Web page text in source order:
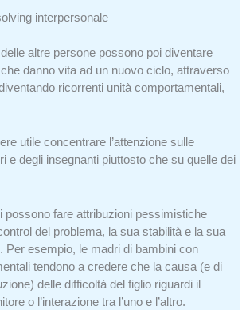
interpersonale
altre persone possono poi diventare
danno vita ad un nuovo ciclo, attraverso
ricorrenti unità comportamentali,
utile concentrare l’attenzione sulle
e degli insegnanti piuttosto che su quelle dei
possono fare attribuzioni pessimistiche
del problema, la sua stabilità e la sua
Per esempio, le madri di bambini con
tendono a credere che la causa (e di
delle difficoltà del figlio riguardi il
o l’interazione tra l’uno e l’altro.